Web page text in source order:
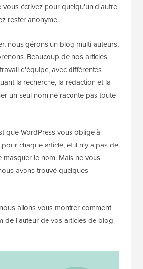
vous écrivez pour quelqu'un d'autre
rester anonyme.
nous gérons un blog multi-auteurs,
Beaucoup de nos articles
d'équipe, avec différentes
la recherche, la rédaction et la
un seul nom ne raconte pas toute
que WordPress vous oblige à
chaque article, et il n'y a pas de
masquer le nom. Mais ne vous
avons trouvé quelques
allons vous montrer comment
de l'auteur de vos articles de blog